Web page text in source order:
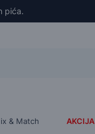
pića.
& Match AKCIJA